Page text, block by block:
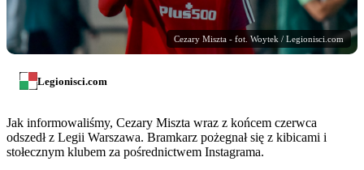
Cezary Miszta - fot. Woytek / Legionisci.com
Legionisci.com
Jak informowaliśmy, Cezary Miszta wraz z końcem czerwca
odszedł z Legii Warszawa. Bramkarz pożegnał się z kibicami i
stołecznym klubem za pośrednictwem Instagrama.